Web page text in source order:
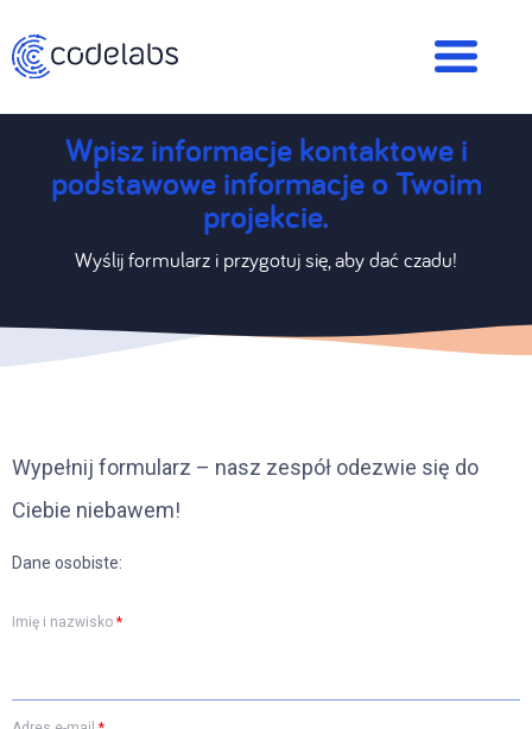
Wpisz informacje kontaktowe i
podstawowe informacje o Twoim
projekcie.
Wyślij formularz i przygotuj się, aby dać czadu!
Wypełnij formularz – nasz zespół odezwie się do
Ciebie niebawem!
Dane osobiste:
Imię i nazwisko *